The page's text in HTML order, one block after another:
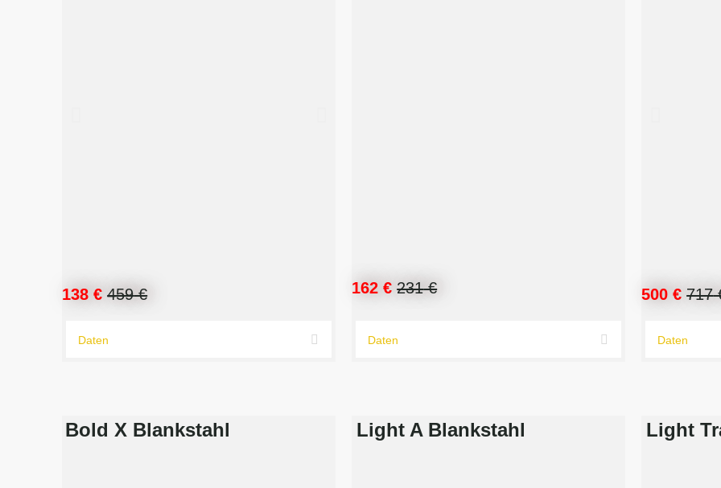
138 €459€
Daten
162 €231€
Daten
500 €717
Daten
Bold X Blankstahl Light A Blankstahl Light